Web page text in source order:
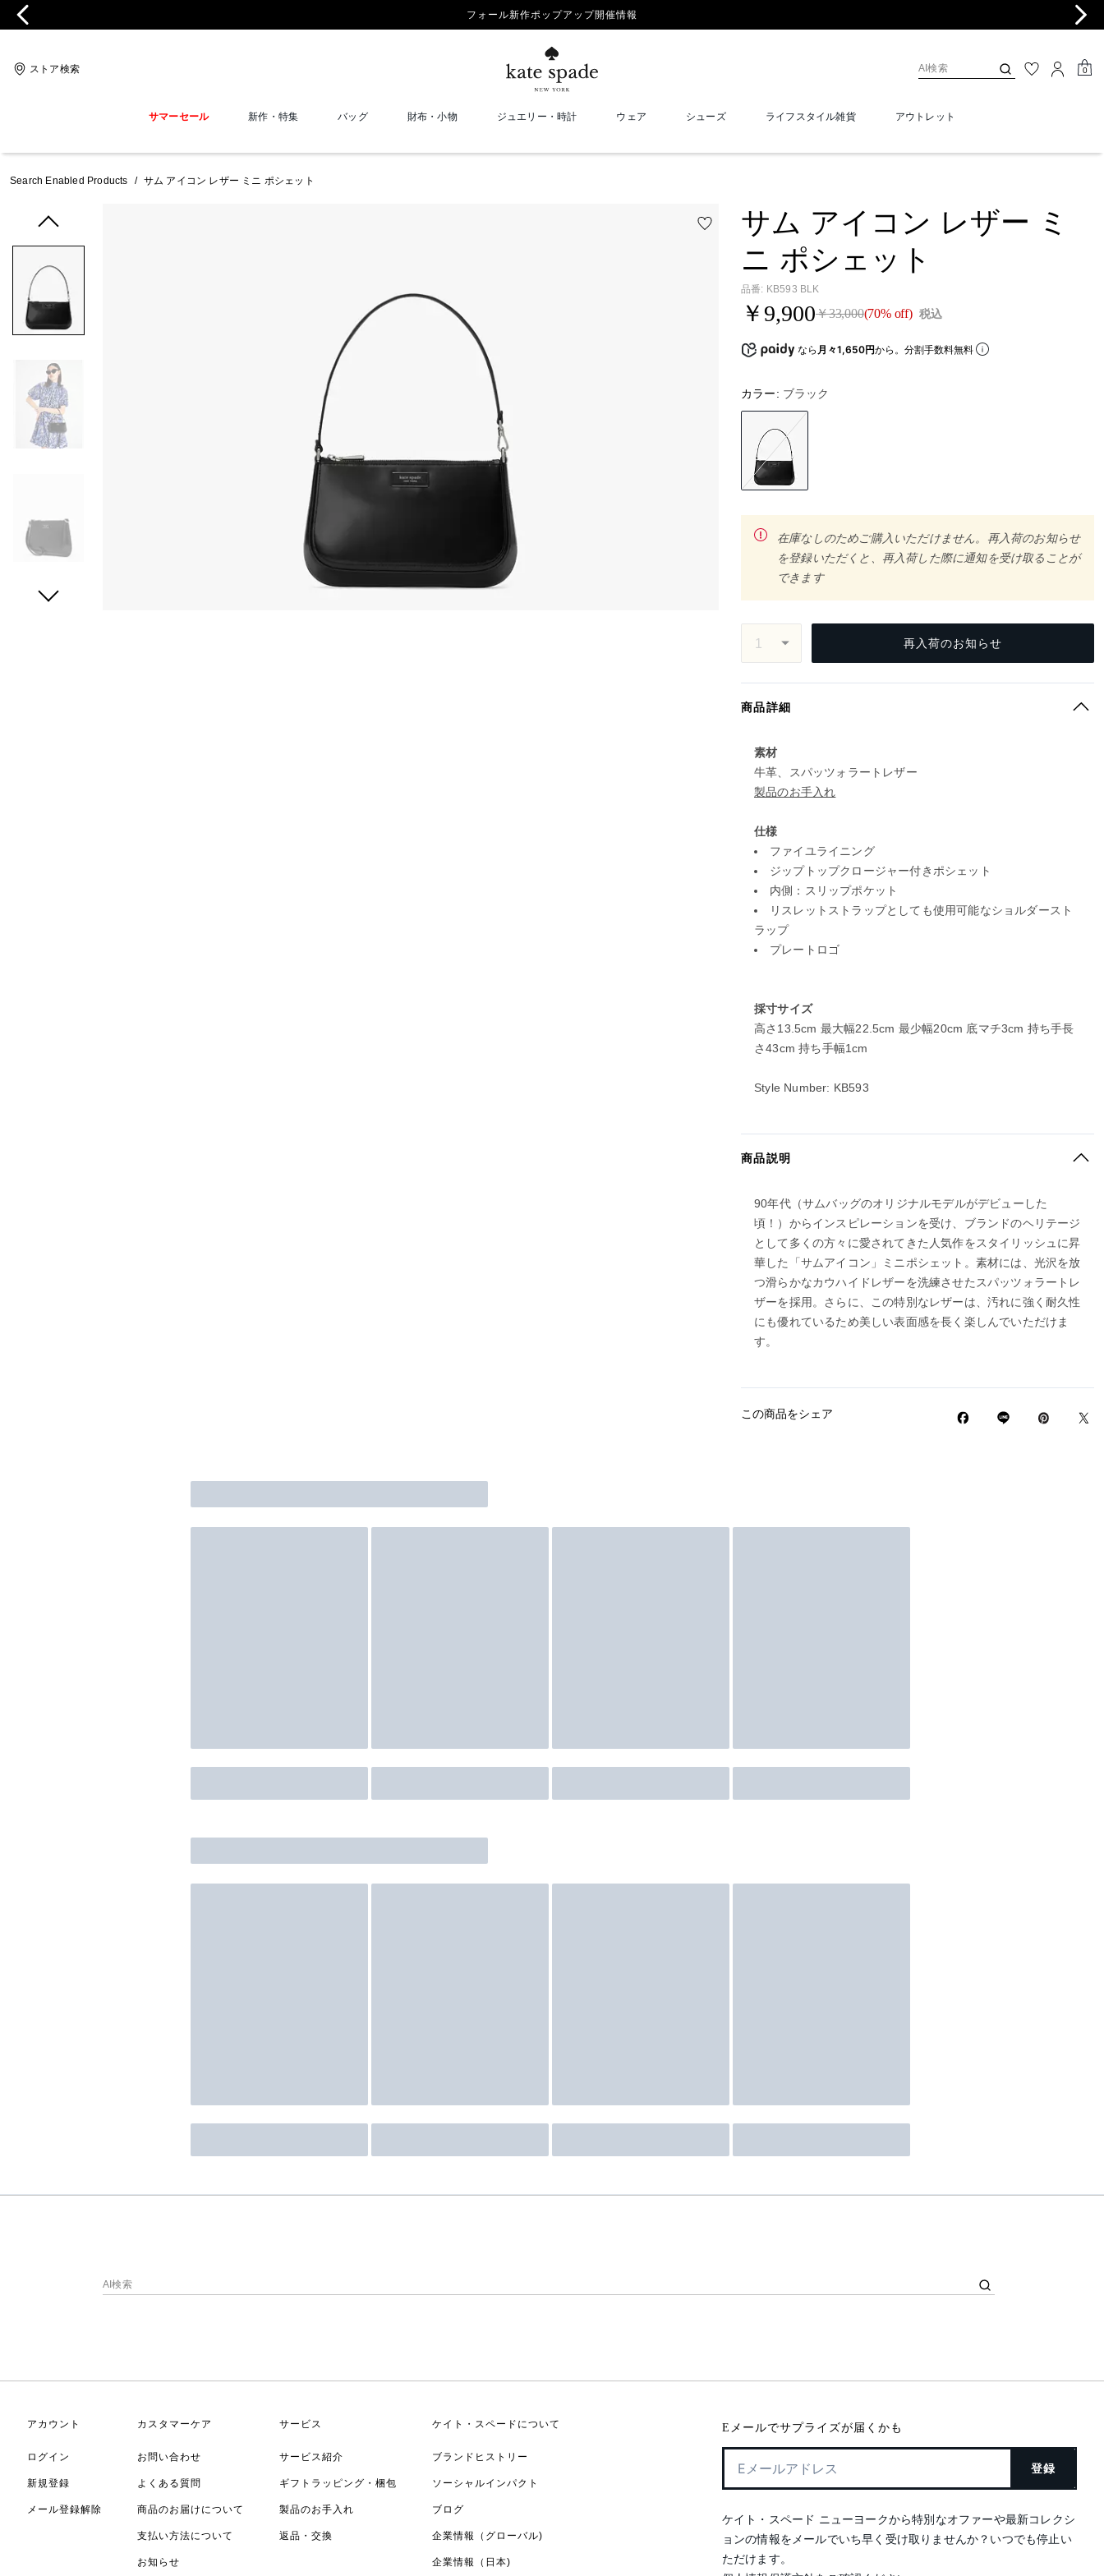
フォール新作ポップアップ開催情報
ストア検索 0
サマーセール 新作・特集 バッグ 財布・小物 ジュエリー・時計 ウェア シューズ ライフスタイル雑貨 アウトレット
Search Enabled Products / サム アイコン レザー ミニ ポシェット
サム アイコン レザー ミ
ニ ポシェット
品番: KB593 BLK
￥9,900￥33,000(70% off) 税込
なら 月々1,650円から。分割手数料無料
カラー: ブラック
在庫なしのためご購入いただけません。再入荷のお知らせ
を登録いただくと、再入荷した際に通知を受け取ることが
できます
再入荷のお知らせ
商品詳細
素材
牛革、スパッツォラートレザー
製品のお手入れ
仕様
ファイユライニング
ジップトップクロージャー付きポシェット
内側：スリップポケット
リスレットストラップとしても使用可能なショルダースト
ラップ
プレートロゴ
採寸サイズ
高さ13.5cm 最大幅22.5cm 最少幅20cm 底マチ3cm 持ち手長
さ43cm 持ち手幅1cm
Style Number: KB593
商品説明
90年代（サムバッグのオリジナルモデルがデビューした
頃！）からインスピレーションを受け、ブランドのヘリテージ
として多くの方々に愛されてきた人気作をスタイリッシュに昇
華した「サムアイコン」ミニポシェット。素材には、光沢を放
つ滑らかなカウハイドレザーを洗練させたスパッツォラートレ
ザーを採用。さらに、この特別なレザーは、汚れに強く耐久性
にも優れているため美しい表面感を長く楽しんでいただけま
す。
この商品をシェア
アカウント
ログイン
新規登録
メール登録解除
カスタマーケア
お問い合わせ
よくある質問
商品のお届けについて
支払い方法について
お知らせ
サービス
サービス紹介
ギフトラッピング・梱包
製品のお手入れ
返品・交換
ケイト・スペードについて
ブランドヒストリー
ソーシャルインパクト
ブログ
企業情報（グローバル)
企業情報（日本)
Eメールでサプライズが届くかも
登録
ケイト・スペード ニューヨークから特別なオファーや最新コレクシ
ョンの情報をメールでいち早く受け取りませんか？いつでも停止い
ただけます。